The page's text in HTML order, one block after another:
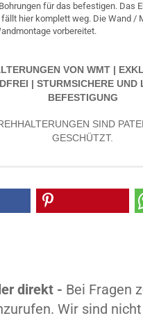
für das befestigen. Das
hier komplett weg. Die Wand /
vorbereitet.
VON WMT |
| STURMSICHERE UND
BEFESTIGUNG
SIND
GESCHÜTZT.
direkt - Bei Fragen
Wir sind